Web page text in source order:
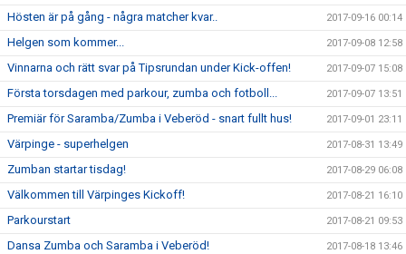
Hösten är på gång - några matcher kvar.. 2017-09-16 00:14
Helgen som kommer... 2017-09-08 12:58
Vinnarna och rätt svar på Tipsrundan under Kick-offen! 2017-09-07 15:08
Första torsdagen med parkour, zumba och fotboll... 2017-09-07 13:51
Premiär för Saramba/Zumba i Veberöd - snart fullt hus! 2017-09-01 23:11
Värpinge - superhelgen 2017-08-31 13:49
Zumban startar tisdag! 2017-08-29 06:08
Välkommen till Värpinges Kickoff! 2017-08-21 16:10
Parkourstart 2017-08-21 09:53
Dansa Zumba och Saramba i Veberöd! 2017-08-18 13:46